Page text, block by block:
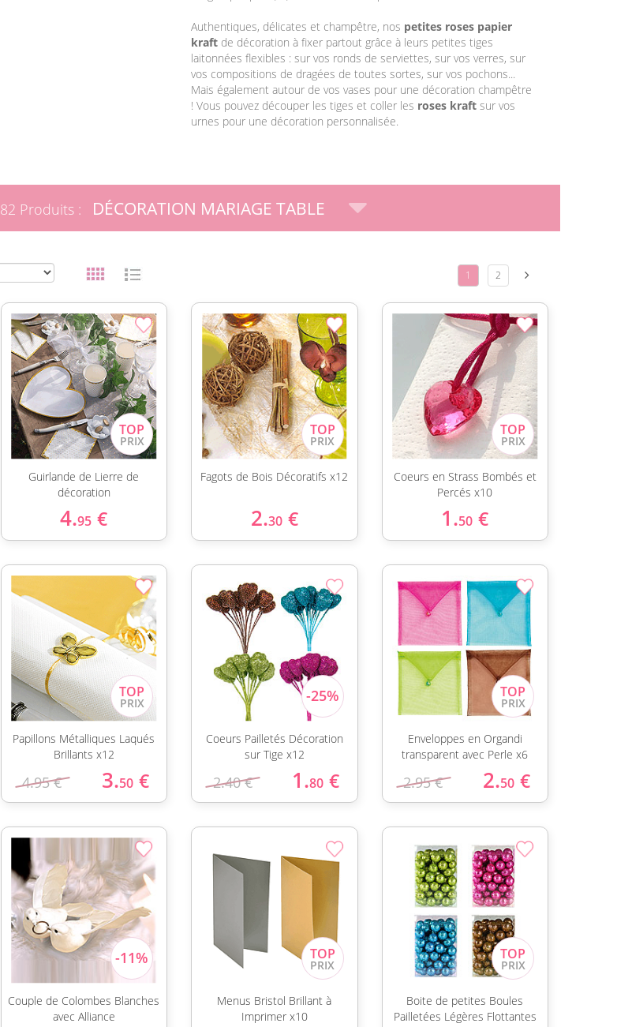
Authentiques, délicates et champêtre, nos petites roses papier
kraft de décoration à fixer partout grâce à leurs petites tiges
laitonnées flexibles : sur vos ronds de serviettes, sur vos verres, sur
vos compositions de dragées de toutes sortes, sur vos pochons...
Mais également autour de vos vases pour une décoration champêtre
! Vous pouvez découper les tiges et coller les roses kraft sur vos
urnes pour une décoration personnalisée.
82 Produits : DÉCORATION MARIAGE TABLE
1 2
Guirlande de Lierre de
décoration
4.95 €
Fagots de Bois Décoratifs x12
2.30 €
Coeurs en Strass Bombés et
Percés x10
1.50 €
Papillons Métalliques Laqués
Brillants x12
4.95 € 3.50 €
Coeurs Pailletés Décoration
sur Tige x12
2.40 € 1.80 €
Enveloppes en Organdi
transparent avec Perle x6
2.95 € 2.50 €
Couple de Colombes Blanches
avec Alliance
Menus Bristol Brillant à
Imprimer x10
Boite de petites Boules
Pailletées Légères Flottantes